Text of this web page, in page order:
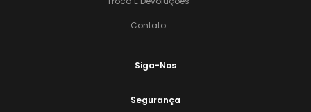
Contato
Siga-Nos
Segurança